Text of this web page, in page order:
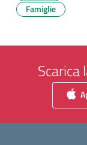
Famiglie
Scarica